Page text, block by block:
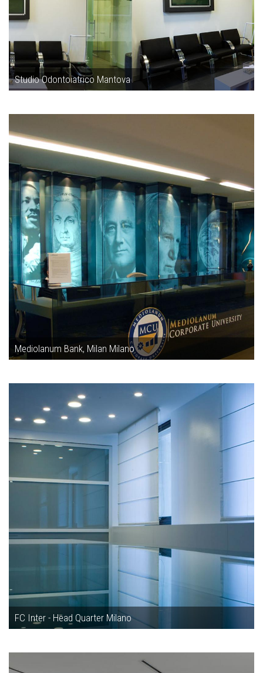
Studio Odontoiatrico Mantova
Mediolanum Bank, Milan Milano
FC Inter - Head Quarter Milano